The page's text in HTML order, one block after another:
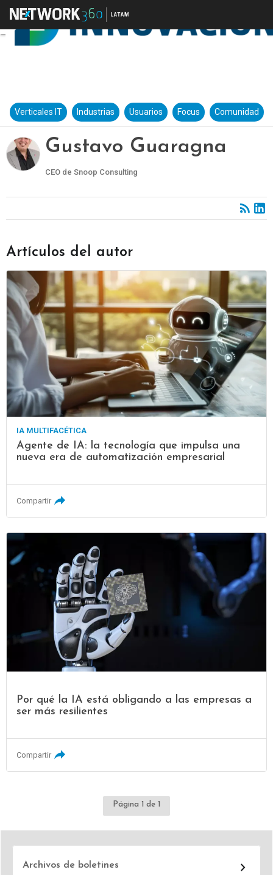
Verticales IT Industrias Usuarios Focus Comunidad
Gustavo Guaragna
CEO de Snoop Consulting
Artículos del autor
IA MULTIFACÉTICA
Agente de IA: la tecnología que impulsa una
nueva era de automatización empresarial
Compartir
Por qué la IA está obligando a las empresas a
ser más resilientes
Compartir
Página 1 de 1
Archivos de boletines